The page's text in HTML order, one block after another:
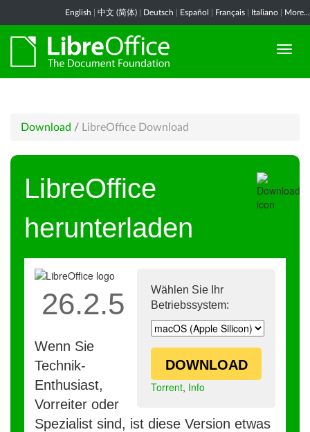
English 中文 (简体) Deutsch Español Français Italiano More...
Download / LibreOffice Download
LibreOffice
herunterladen
Wählen Sie Ihr
Betriebssystem:
DOWNLOAD
Torrent, Info
26.2.5
Wenn Sie
Technik-
Enthusiast,
Vorreiter oder
Spezialist sind, ist diese Version etwas